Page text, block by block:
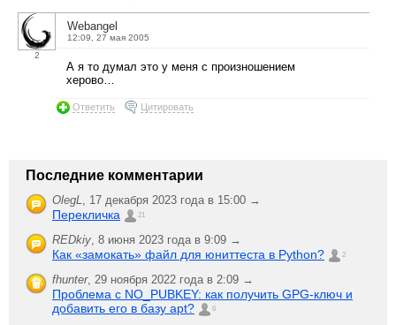
2
Webangel
12:09, 27 мая 2005
А я то думал это у меня с произношением
херово…
Ответить Цитировать
Последние комментарии
OlegL 17 декабря 2023 года в 15:00 →
Перекличка 21
REDkiy 8 июня 2023 года в 9:09 →
Как «замокать» файл для юниттеста в Python? 2
fhunter, 29 ноября 2022 года в 2:09 →
Проблема с NO_PUBKEY: как получить GPG-ключ и
добавить его в базу apt?
6